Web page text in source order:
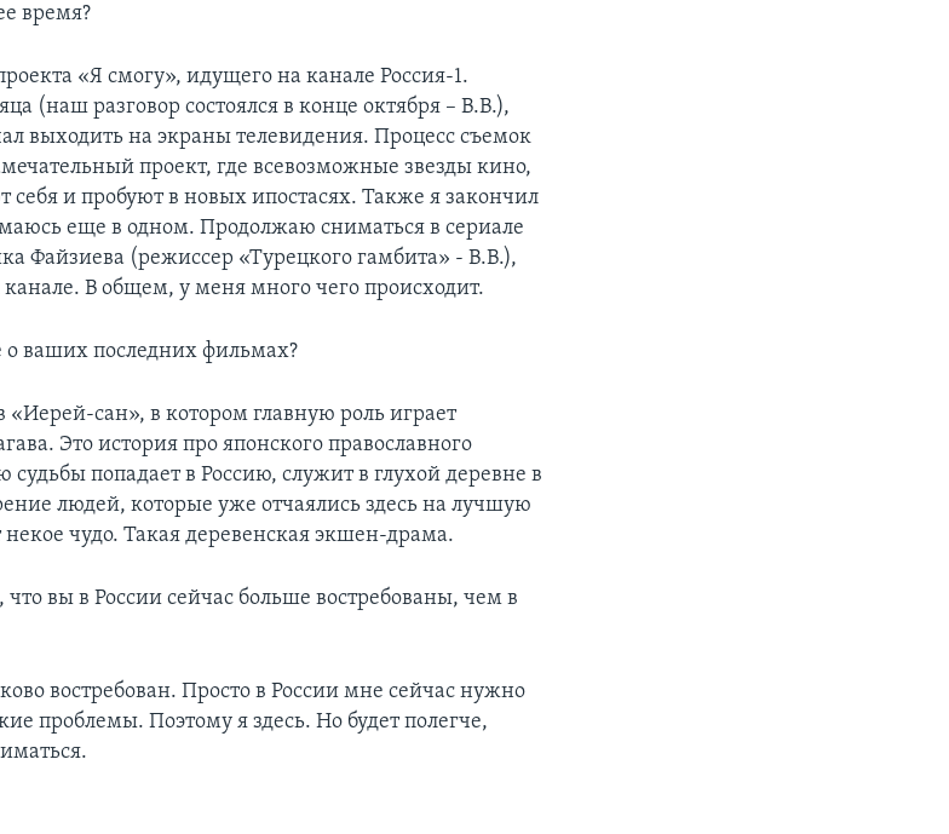
время?
«Я смогу», идущего на канале Россия-1.
(наш разговор состоялся в конце октября – В.В.),
выходить на экраны телевидения. Процесс съемок
проект, где всевозможные звезды кино,
себя и пробуют в новых ипостасях. Также я закончил
еще в одном. Продолжаю сниматься в сериале
Файзиева (режиссер «Турецкого гамбита» - В.В.),
В общем, у меня много чего происходит.
ваших последних фильмах?
«Иерей-сан», в котором главную роль играет
Это история про японского православного
попадает в Россию, служит в глухой деревне в
людей, которые уже отчаялись здесь на лучшую
чудо. Такая деревенская экшен-драма.
что вы в России сейчас больше востребованы, чем в
востребован. Просто в России мне сейчас нужно
проблемы. Поэтому я здесь. Но будет полегче,